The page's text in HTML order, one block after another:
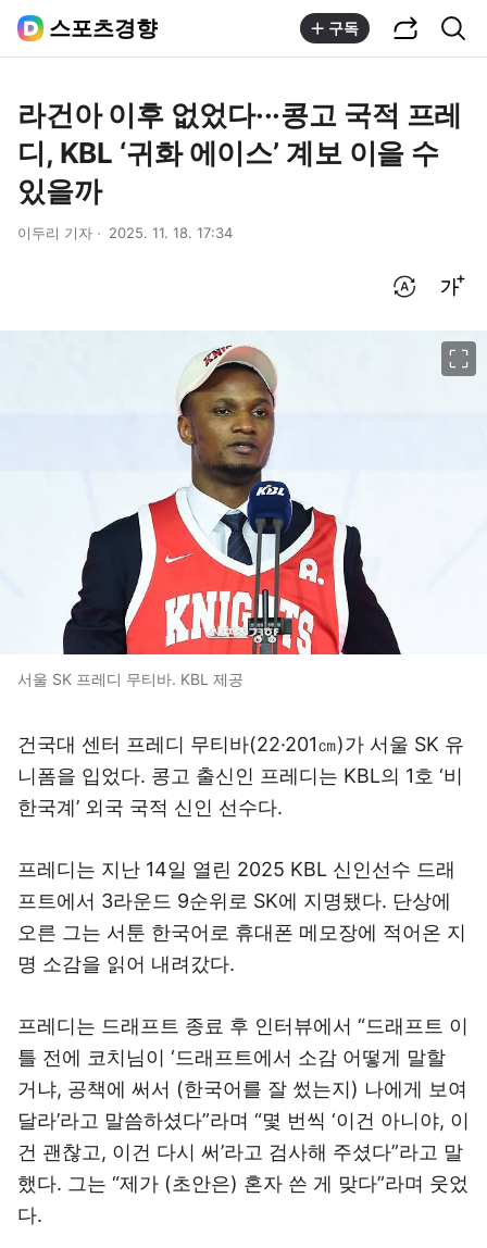
스포츠경향 구독
라건아 이후 없었다···콩고 국적 프레
디, KBL ‘귀화 에이스’ 계보 이을 수
있을까
이두리 기자 2025. 11. 18. 17:34
서울 SK 프레디 무티바. KBL 제공
건국대 센터 프레디 무티바(22·201㎝)가 서울 SK 유
니폼을 입었다. 콩고 출신인 프레디는 KBL의 1호 ‘비
한국계’ 외국 국적 신인 선수다.
프레디는 지난 14일 열린 2025 KBL 신인선수 드래
프트에서 3라운드 9순위로 SK에 지명됐다. 단상에
오른 그는 서툰 한국어로 휴대폰 메모장에 적어온 지
명 소감을 읽어 내려갔다.
프레디는 드래프트 종료 후 인터뷰에서 “드래프트 이
틀 전에 코치님이 ‘드래프트에서 소감 어떻게 말할
거냐, 공책에 써서 (한국어를 잘 썼는지) 나에게 보여
달라’라고 말씀하셨다”라며 “몇 번씩 ‘이건 아니야, 이
건 괜찮고, 이건 다시 써’라고 검사해 주셨다”라고 말
했다. 그는 “제가 (초안은) 혼자 쓴 게 맞다”라며 웃었
다.